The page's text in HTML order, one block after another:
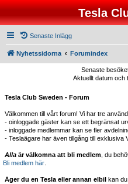
Tesla
Senaste Inlägg
Nyhetssidorna Forumindex
Senaste
Aktuellt datum och
Tesla Club Sweden - Forum
Välkommen till vårt forum! Vi har tre
- oinloggade gäster kan se ett begränsat
- inloggade medlemmar kan se fler
- Teslaägare har även tillgång till exklusiva
Alla är välkomna att bli medlem , du
Bli medlem här
Äger du en Tesla eller annan elbil kan